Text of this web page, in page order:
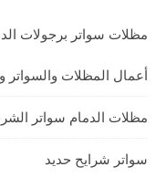
مظلات سواتر برجولات
أعمال المظلات والسواتر
مظلات الدمام سواتر
سواتر شرايح حديد